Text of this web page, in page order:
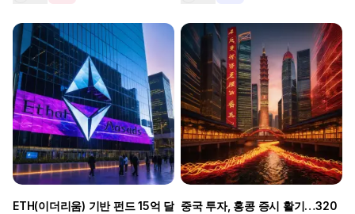
ETH(이더리움) 기반 펀드 15억 달 중국 투자, 홍콩 증시 활기…320